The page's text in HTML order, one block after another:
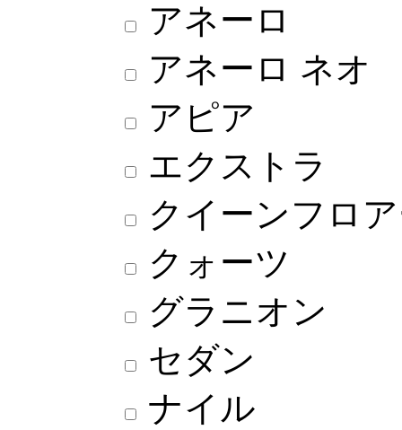
アネーロ
アネーロ ネオ
アピア
エクストラ
クイーンフロ
クォーツ
グラニオン
セダン
ナイル